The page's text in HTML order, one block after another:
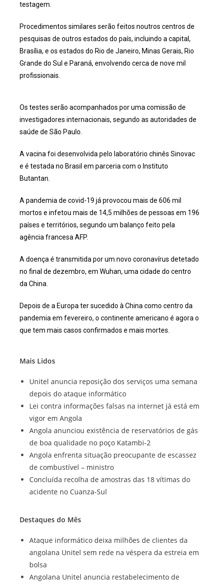
testagem.
Procedimentos similares serão feitos noutros centros de
pesquisas de outros estados do país, incluindo a capital,
Brasília, e os estados do Rio de Janeiro, Minas Gerais, Rio
Grande do Sul e Paraná, envolvendo cerca de nove mil
profissionais.
Os testes serão acompanhados por uma comissão de
investigadores internacionais, segundo as autoridades de
saúde de São Paulo.
A vacina foi desenvolvida pelo laboratório chinês Sinovac
e é testada no Brasil em parceria com o Instituto
Butantan.
A pandemia de covid-19 já provocou mais de 606 mil
mortos e infetou mais de 14,5 milhões de pessoas em 196
países e territórios, segundo um balanço feito pela
agência francesa AFP.
A doença é transmitida por um novo coronavírus detetado
no final de dezembro, em Wuhan, uma cidade do centro
da China.
Depois de a Europa ter sucedido à China como centro da
pandemia em fevereiro, o continente americano é agora o
que tem mais casos confirmados e mais mortes.
Mais Lidos
Unitel anuncia reposição dos serviços uma semana
depois do ataque informático
Lei contra informações falsas na internet já está em
vigor em Angola
Angola anunciou existência de reservatórios de gás
de boa qualidade no poço Katambi-2
Angola enfrenta situação preocupante de escassez
de combustível – ministro
Concluída recolha de amostras das 18 vítimas do
acidente no Cuanza-Sul
Destaques do Mês
Ataque informático deixa milhões de clientes da
angolana Unitel sem rede na véspera da estreia em
bolsa
Angolana Unitel anuncia restabelecimento de